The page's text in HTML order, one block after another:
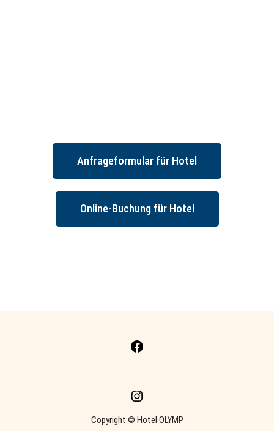
Anfrageformular für Hotel
Online-Buchung für Hotel
Copyright © Hotel OLYMP